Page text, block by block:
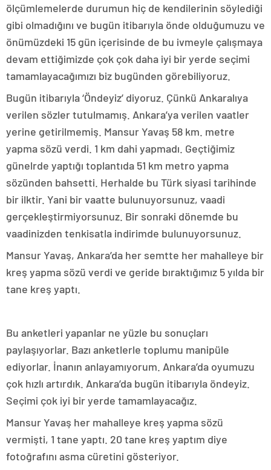
ölçümlemelerde durumun hiç de kendilerinin söylediği
gibi olmadığını ve bugün itibarıyla önde olduğumuzu ve
önümüzdeki 15 gün içerisinde de bu ivmeyle çalışmaya
devam ettiğimizde çok çok daha iyi bir yerde seçimi
tamamlayacağımızı biz bugünden görebiliyoruz.
Bugün itibarıyla ‘Öndeyiz’ diyoruz. Çünkü Ankaralıya
verilen sözler tutulmamış. Ankara’ya verilen vaatler
yerine getirilmemiş. Mansur Yavaş 58 km. metre
yapma sözü verdi. 1 km dahi yapmadı. Geçtiğimiz
günelrde yaptığı toplantıda 51 km metro yapma
sözünden bahsetti. Herhalde bu Türk siyasi tarihinde
bir ilktir. Yani bir vaatte bulunuyorsunuz, vaadi
gerçekleştirmiyorsunuz. Bir sonraki dönemde bu
vaadinizden tenkisatla indirimde bulunuyorsunuz.
Mansur Yavaş, Ankara’da her semtte her mahalleye bir
kreş yapma sözü verdi ve geride bıraktığımız 5 yılda bir
tane kreş yaptı.
Bu anketleri yapanlar ne yüzle bu sonuçları
paylaşıyorlar. Bazı anketlerle toplumu manipüle
ediyorlar. İnanın anlayamıyorum. Ankara’da oyumuzu
çok hızlı artırdık. Ankara’da bugün itibarıyla öndeyiz.
Seçimi çok iyi bir yerde tamamlayacağız.
Mansur Yavaş her mahalleye kreş yapma sözü
vermişti, 1 tane yaptı. 20 tane kreş yaptım diye
fotoğrafını asma cüretini gösteriyor.